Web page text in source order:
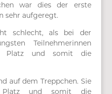
war dies der erste
sehr aufgeregt.
schlecht, als bei der
Teilnehmerinnen
Platz und somit die
auf dem Treppchen. Sie
und somit die